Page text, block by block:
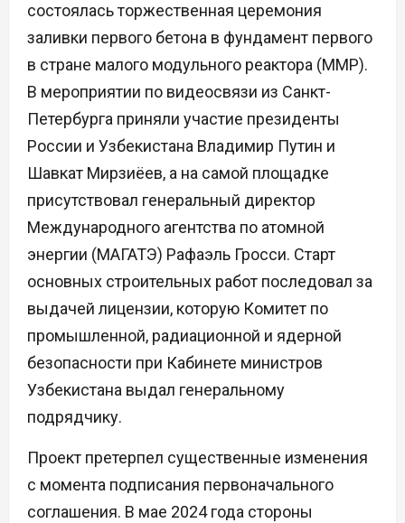
состоялась торжественная церемония
заливки первого бетона в фундамент первого
в стране малого модульного реактора (ММР).
В мероприятии по видеосвязи из Санкт-
Петербурга приняли участие президенты
России и Узбекистана Владимир Путин и
Шавкат Мирзиёев, а на самой площадке
присутствовал генеральный директор
Международного агентства по атомной
энергии (МАГАТЭ) Рафаэль Гросси. Старт
основных строительных работ последовал за
выдачей лицензии, которую Комитет по
промышленной, радиационной и ядерной
безопасности при Кабинете министров
Узбекистана выдал генеральному
подрядчику.
Проект претерпел существенные изменения
с момента подписания первоначального
соглашения. В мае 2024 года стороны